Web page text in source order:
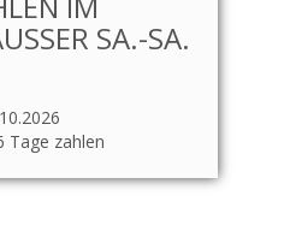
SA.-SA. U
Tage zahlen